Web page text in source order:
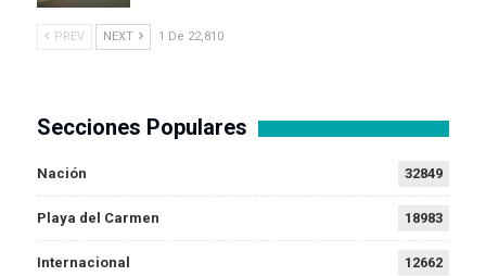
PREV NEXT 1 De 22,810
Secciones Populares
Nación 32849
Playa del Carmen 18983
Internacional 12662